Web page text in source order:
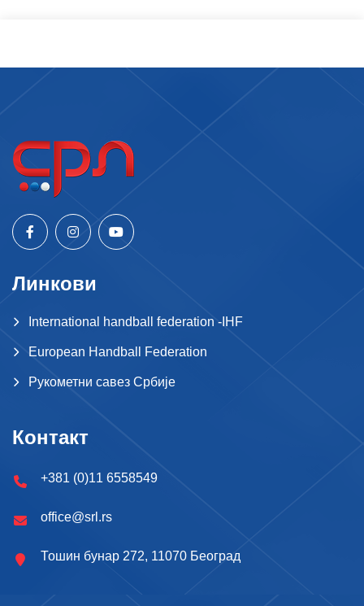
Линкови
International handball federation -IHF
European Handball Federation
Рукометни савез Србије
Контакт
+381 (0)11 6558549
office@srl.rs
Тошин бунар 272, 11070 Београд